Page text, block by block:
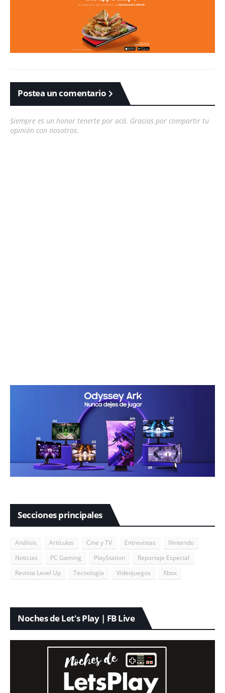
Postea un comentario
Siempre es un honor tenerte por acá. Gracias por compartir tu
opinión con nosotros.
Secciones principales
Análisis Artículos Cine y TV Entrevistas
Nintendo
Noticias
PC Gaming PlayStation
Reportaje Especial
Revista Level Up
Tecnología Videojuegos Xbox
Noches de Let's Play | FB Live